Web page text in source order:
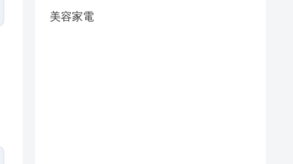
美容家電